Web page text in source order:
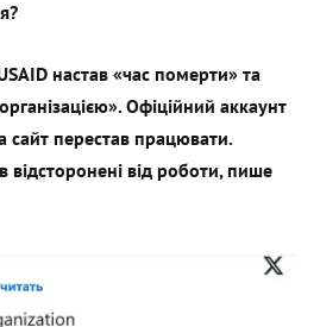
настав «час померти» та
Офіційний аккаунт
сайт перестав працювати.
відсторонені від роботи, пише